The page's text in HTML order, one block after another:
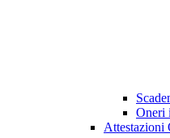
Oneri
Attestazioni